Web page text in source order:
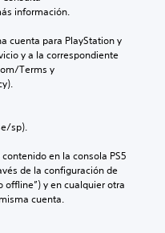
información.
cuenta para PlayStation y
y a la correspondiente
Terms y
sp).
en la consola PS5
de la configuración de
offline”) y en cualquier otra
cuenta.